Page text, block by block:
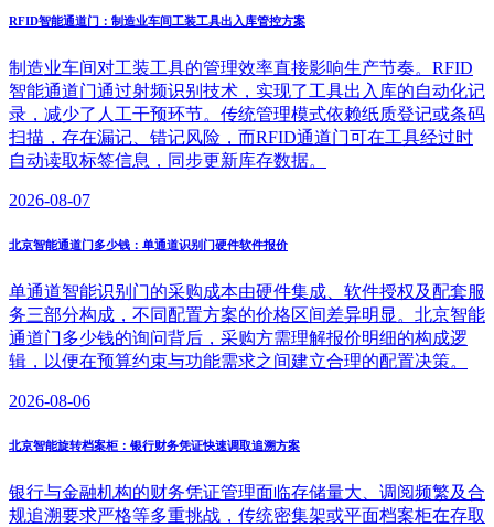
RFID智能通道门：制造业车间工装工具出入库管控方案
制造业车间对工装工具的管理效率直接影响生产节奏。RFID
智能通道门通过射频识别技术，实现了工具出入库的自动化记
录，减少了人工干预环节。传统管理模式依赖纸质登记或条码
扫描，存在漏记、错记风险，而RFID通道门可在工具经过时
自动读取标签信息，同步更新库存数据。
2026-08-07
北京智能通道门多少钱：单通道识别门硬件软件报价
单通道智能识别门的采购成本由硬件集成、软件授权及配套服
务三部分构成，不同配置方案的价格区间差异明显。北京智能
通道门多少钱的询问背后，采购方需理解报价明细的构成逻
辑，以便在预算约束与功能需求之间建立合理的配置决策。
2026-08-06
北京智能旋转档案柜：银行财务凭证快速调取追溯方案
银行与金融机构的财务凭证管理面临存储量大、调阅频繁及合
规追溯要求严格等多重挑战，传统密集架或平面档案柜在存取